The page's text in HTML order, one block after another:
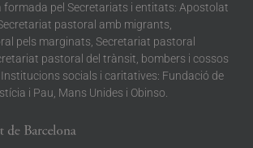
formada pel Secretariats i entitats: Apostolat
pastoral amb migrants,
pels marginats, Secretariat pastoral
pastoral del trànsit, bombers i cossos
socials i caritatives: Fundació de
i Pau, Mans Unides i Obinso.